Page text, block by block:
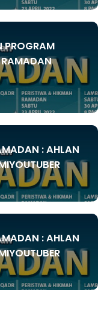
PROGRAM
: AHLAN
: AHLAN